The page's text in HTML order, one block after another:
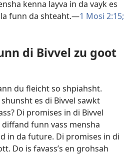
kenna layva in da vayk es
funn da shteaht.​—1 Mosi 2:15;
di Bivvel zu goot
du fleicht so shpiahsht.
es di Bivvel sawkt
Di promises in di Bivvel
funn vass mensha
in da future. Di promises in di
Do is favass’s en grohsah